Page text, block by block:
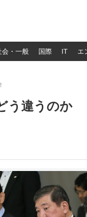
会・一般 国際 IT エ
う違うのか